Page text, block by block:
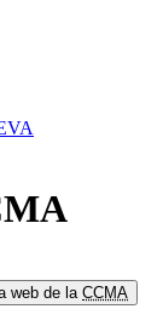
web de la CCMA